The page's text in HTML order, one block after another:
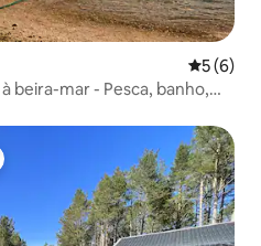
5 de
5 (6)
beira-mar - Pesca, banho,
dos hóspedes